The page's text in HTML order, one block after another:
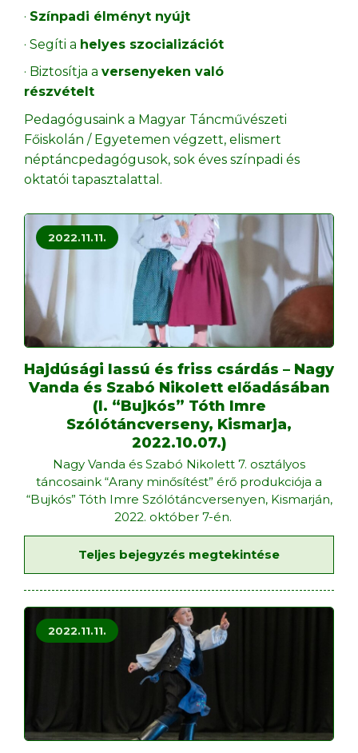
· Színpadi élményt nyújt
· Segíti a helyes szocializációt
· Biztosítja a versenyeken való
részvételt
Pedagógusaink a Magyar Táncművészeti
Főiskolán / Egyetemen végzett, elismert
néptáncpedagógusok, sok éves színpadi és
oktatói tapasztalattal.
2022.11.11.
Hajdúsági lassú és friss csárdás – Nagy
Vanda és Szabó Nikolett előadásában
(I. “Bujkós” Tóth Imre
Szólótáncverseny, Kismarja,
2022.10.07.)
Nagy Vanda és Szabó Nikolett 7. osztályos
táncosaink “Arany minősítést” érő produkciója a
“Bujkós” Tóth Imre Szólótáncversenyen, Kismarján,
2022. október 7-én.
Teljes bejegyzés megtekintése
2022.11.11.